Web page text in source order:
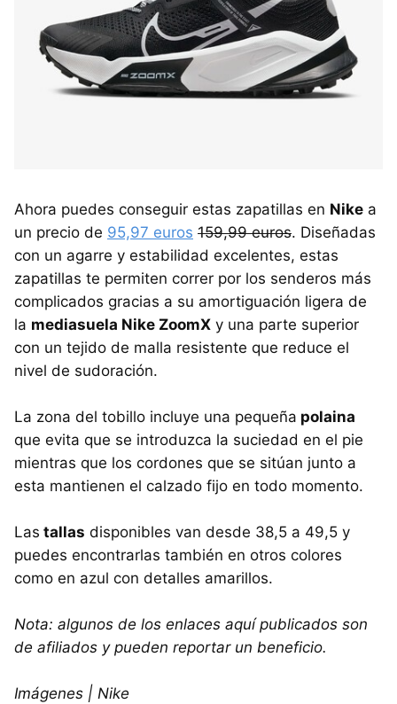
Ahora puedes conseguir estas zapatillas en Nike a
un precio de 95,97 euros 159,99 euros. Diseñadas
con un agarre y estabilidad excelentes, estas
zapatillas te permiten correr por los senderos más
complicados gracias a su amortiguación ligera de
la mediasuela Nike ZoomX y una parte superior
con un tejido de malla resistente que reduce el
nivel de sudoración.
La zona del tobillo incluye una pequeña polaina
que evita que se introduzca la suciedad en el pie
mientras que los cordones que se sitúan junto a
esta mantienen el calzado fijo en todo momento.
Las tallas disponibles van desde 38,5 a 49,5 y
puedes encontrarlas también en otros colores
como en azul con detalles amarillos.
Nota: algunos de los enlaces aquí publicados son
de afiliados y pueden reportar un beneficio.
Imágenes | Nike